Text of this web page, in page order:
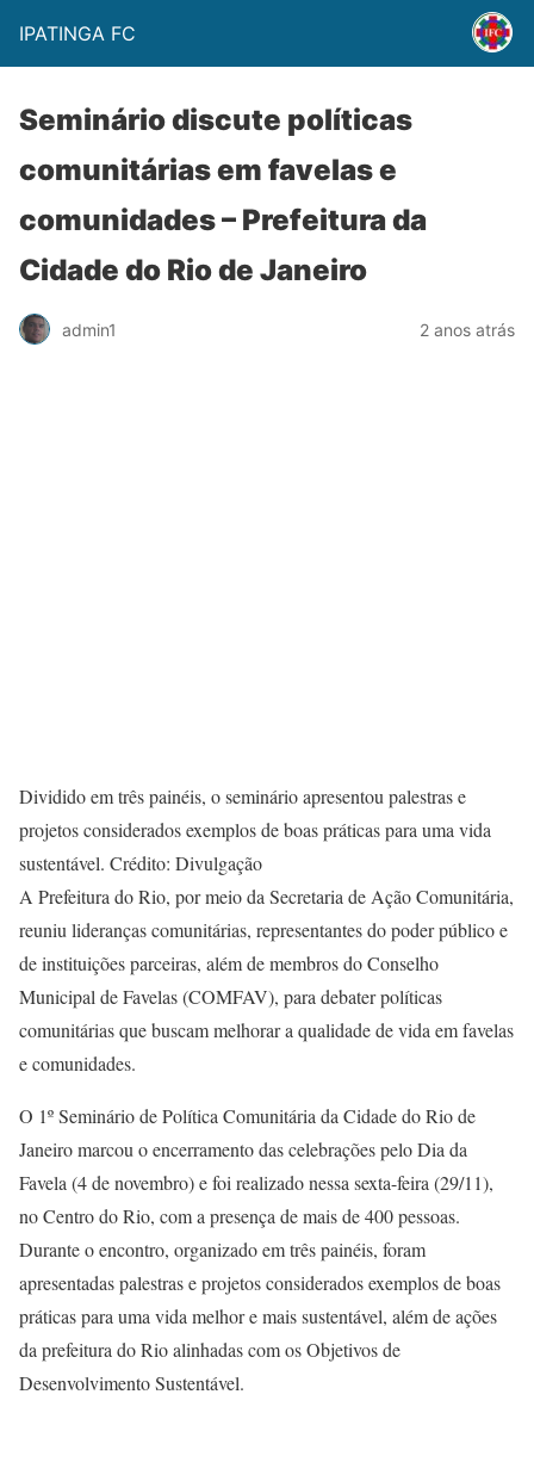
IPATINGA FC
Seminário discute políticas
comunitárias em favelas e
comunidades – Prefeitura da
Cidade do Rio de Janeiro
admin1 2 anos atrás
Dividido em três painéis, o seminário apresentou palestras e
projetos considerados exemplos de boas práticas para uma vida
sustentável. Crédito: Divulgação
A Prefeitura do Rio, por meio da Secretaria de Ação Comunitária,
reuniu lideranças comunitárias, representantes do poder público e
de instituições parceiras, além de membros do Conselho
Municipal de Favelas (COMFAV), para debater políticas
comunitárias que buscam melhorar a qualidade de vida em favelas
e comunidades.
O 1º Seminário de Política Comunitária da Cidade do Rio de
Janeiro marcou o encerramento das celebrações pelo Dia da
Favela (4 de novembro) e foi realizado nessa sexta-feira (29/11),
no Centro do Rio, com a presença de mais de 400 pessoas.
Durante o encontro, organizado em três painéis, foram
apresentadas palestras e projetos considerados exemplos de boas
práticas para uma vida melhor e mais sustentável, além de ações
da prefeitura do Rio alinhadas com os Objetivos de
Desenvolvimento Sustentável.